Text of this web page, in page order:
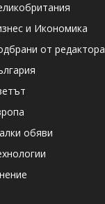
и Икономика
от редактора
обяви